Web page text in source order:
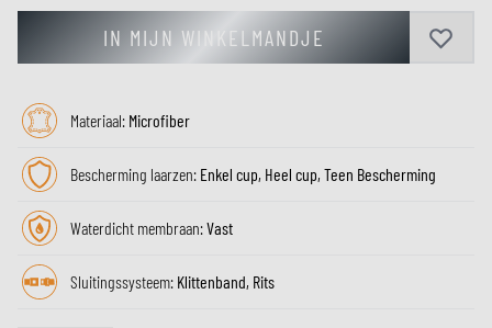
IN MIJN WINKELMANDJE
Materiaal: Microfiber
Bescherming laarzen: Enkel cup, Heel cup, Teen Bescherming
Waterdicht membraan:Vast
Sluitingssysteem: Klittenband, Rits